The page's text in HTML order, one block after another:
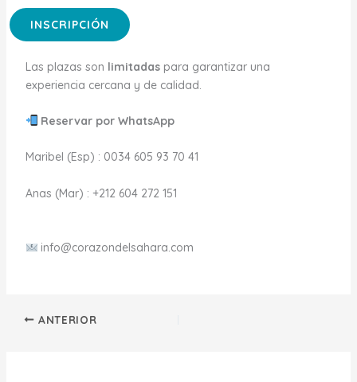
INSCRIPCIÓN
Las plazas son limitadaspara garantizar una
experiencia cercana y de calidad.
Reservar por WhatsApp
Maribel (Esp) : 0034 605 93 70 41
Anas (Mar) : +212 604 272 151
info@corazondelsahara.com
ANTERIOR